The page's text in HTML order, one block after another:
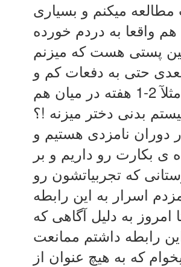
میکنم و بسیاری
حتی به دفعات کم و
با فاصله ی مثلآ 2-1 هفته در میان هم
بدنی دختر میزنه !؟
دوران نامزدی هستیم و
ی بکارت رو داریم و بر
که تجربیاتشون رو
اسرار به این رابطه
امروز به دلیل آگاهی که
رابطه داشتم ممانعت
که به هیچ عنوان از